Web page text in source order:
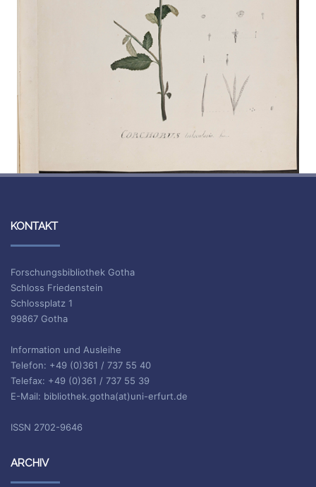
KONTAKT
Forschungsbibliothek Gotha
Schloss Friedenstein
Schlossplatz 1
99867 Gotha
Information und Ausleihe
Telefon: +49 (0)361 / 737 55 40
Telefax: +49 (0)361 / 737 55 39
E-Mail: bibliothek.gotha(at)uni-erfurt.de
ISSN 2702-9646
ARCHIV